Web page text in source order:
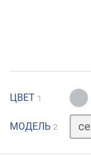
ЦВЕТ 1
МОДЕЛЬ 2